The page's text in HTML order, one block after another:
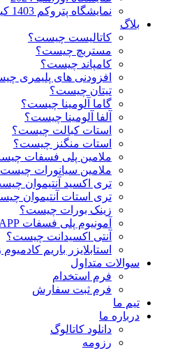
نمایشگاه پتروکم 1403 کیش
بلاگ
کاتالیست چیست؟
مستربچ چیست؟
کامپاند چیست؟
افزودنی های پلیمری
تیتان چیست؟
گاما آلومینا چیست؟
آلفا آلومینا چیست؟
استات کبالت چیست؟
استات منگنز چیست؟
ملامین پلی فسفات
ملامین سیانورات
تری اکسید آنتیموان
تری استات آنتیموان
زینک بورات چیست؟
آمونیوم پلی فسفات APPچیست؟
آنتی اکسیدانت چیست؟
استابلایزر باریم
سوالات متداول
فرم استخدام
فرم ثبت سفارش
تیم ما
درباره ما
دانلود کاتالوگ
رزومه